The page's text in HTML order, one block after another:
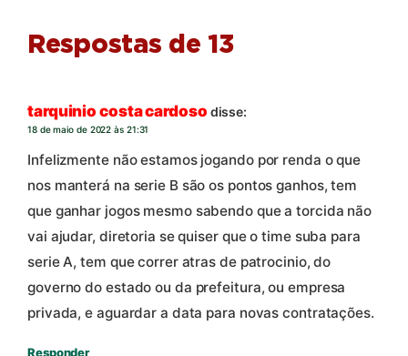
Respostas de 13
tarquinio costa cardoso disse:
18 de maio de 2022 às 21:31
Infelizmente não estamos jogando por renda o que
nos manterá na serie B são os pontos ganhos, tem
que ganhar jogos mesmo sabendo que a torcida não
vai ajudar, diretoria se quiser que o time suba para
serie A, tem que correr atras de patrocinio, do
governo do estado ou da prefeitura, ou empresa
privada, e aguardar a data para novas contratações.
Responder